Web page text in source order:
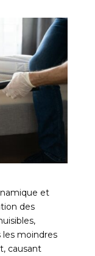
et
des
les moindres
causant